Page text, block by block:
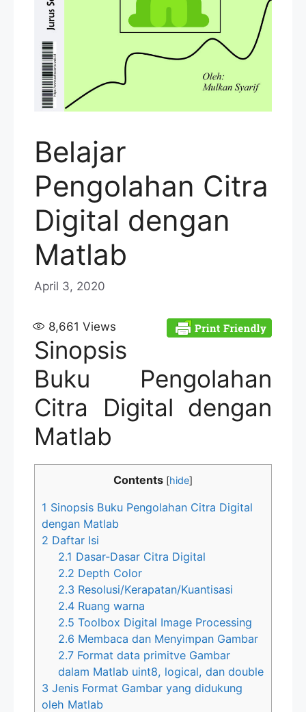
Belajar
Pengolahan Citra
Digital dengan
Matlab
April 3, 2020
8,661 Views
Sinopsis
Buku Pengolahan
Citra Digital dengan
Matlab
Contents [hide]
1 Sinopsis Buku Pengolahan Citra Digital
dengan Matlab
2 Daftar Isi
2.1 Dasar-Dasar Citra Digital
2.2 Depth Color
2.3 Resolusi/Kerapatan/Kuantisasi
2.4 Ruang warna
2.5 Toolbox Digital Image Processing
2.6 Membaca dan Menyimpan Gambar
2.7 Format data primitve Gambar
dalam Matlab uint8, logical, dan double
3 Jenis Format Gambar yang didukung
oleh Matlab